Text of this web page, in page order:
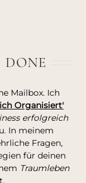
Mailbox. Ich
Organisiert'
erfolgreich
In meinem
Fragen,
für deinen
Traumleben